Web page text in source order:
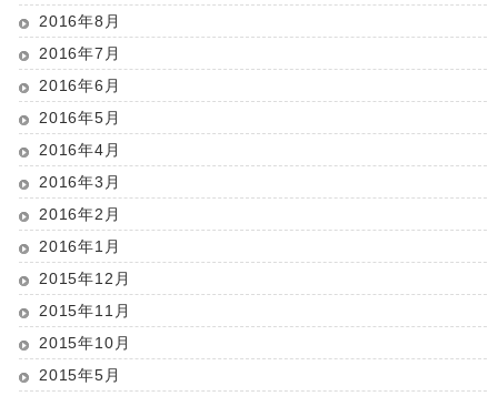
2016年8月
2016年7月
2016年6月
2016年5月
2016年4月
2016年3月
2016年2月
2016年1月
2015年12月
2015年11月
2015年10月
2015年5月